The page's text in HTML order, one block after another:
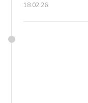
18.02.26